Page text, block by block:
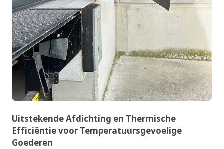
Uitstekende Afdichting en Thermische
Efficiëntie voor Temperatuursgevoelige
Goederen